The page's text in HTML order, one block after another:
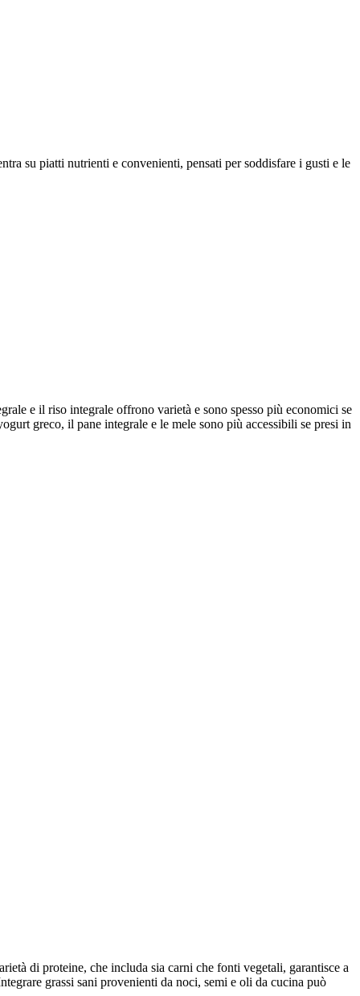
su piatti nutrienti e convenienti, pensati per soddisfare i gusti e le
e il riso integrale offrono varietà e sono spesso più economici se
greco, il pane integrale e le mele sono più accessibili se presi in
di proteine, che includa sia carni che fonti vegetali, garantisce a
grassi sani provenienti da noci, semi e oli da cucina può